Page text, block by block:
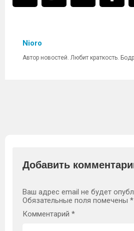
Nioro
Автор новостей. Любит краткость.
Добавить
Ваш адрес email не будет
Обязательные поля помечены *
Комментарий *